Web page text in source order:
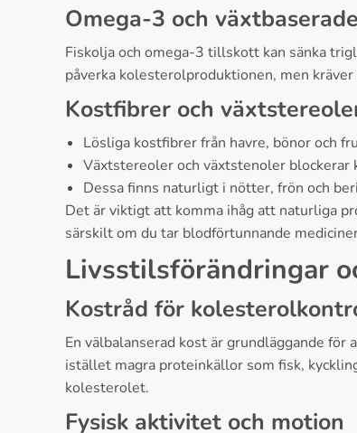
Omega-3 och
Fiskolja och omega-3 tillskott kan sänka
påverka kolesterolproduktionen, men
Kostfibrer och
Lösliga kostfibrer från havre, bönor och
Växtstereoler och växtstenoler
Dessa finns naturligt i nötter, frön och
Det är viktigt att komma ihåg att naturliga
särskilt om du tar blodförtunnande
Livsstilsförändringar
Kostråd för
En välbalanserad kost är grundläggande
istället magra proteinkällor som fisk,
kolesterolet.
Fysisk aktivitet och motion